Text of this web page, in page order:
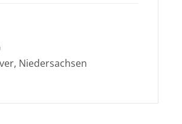
Niedersachsen